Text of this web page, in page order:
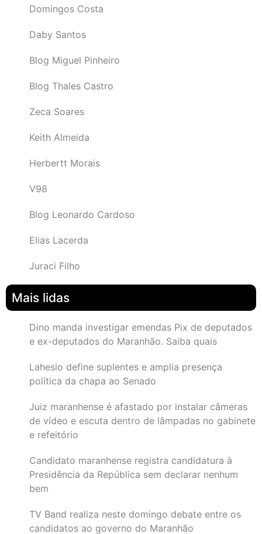
Domingos Costa
Daby Santos
Blog Miguel Pinheiro
Blog Thales Castro
Zeca Soares
Keith Almeida
Herbertt Morais
V98
Blog Leonardo Cardoso
Elias Lacerda
Juraci Filho
Mais lidas
Dino manda investigar emendas Pix de deputados
e ex-deputados do Maranhão. Saiba quais
Lahesio define suplentes e amplia presença
política da chapa ao Senado
Juiz maranhense é afastado por instalar câmeras
de vídeo e escuta dentro de lâmpadas no gabinete
e refeitório
Candidato maranhense registra candidatura à
Presidência da República sem declarar nenhum
bem
TV Band realiza neste domingo debate entre os
candidatos ao governo do Maranhão